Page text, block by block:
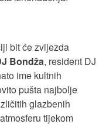
bit će zvijezda
Bondža, resident DJ
ime kultnih
pušta najbolje
glazbenih
tijekom